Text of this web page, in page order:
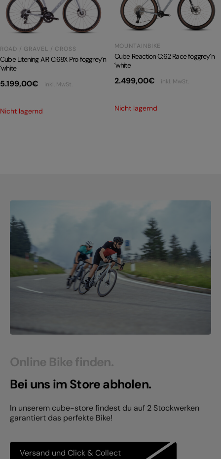
Alle entdecken
E-BIKE TOUR
PRODUKTRÜCKRUFE
ROAD / GRAVEL / CROSS
Cube Litening AIR C:68X Pro foggrey´n
´white
5.199,00€ inkl. MwSt.
Nicht lagernd
MOUNTAINBIKE
Cube Reaction C:62 Race foggrey´n
´white
2.499,00€ inkl. MwSt.
Nicht lagernd
Online Bike finden.
Bei uns im Store abholen.
In unserem cube-store findest du auf 2 Stockwerken
garantiert das perfekte Bike!
Versand und Click & Collect